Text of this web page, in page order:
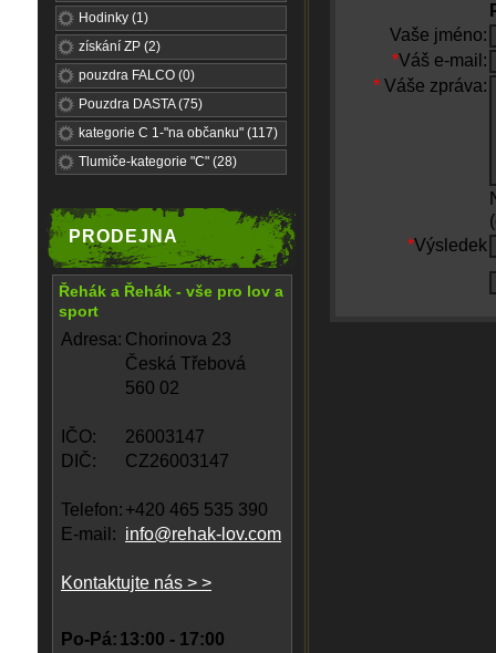
Hodinky (1)
získání ZP (2)
pouzdra FALCO (0)
Pouzdra DASTA (75)
kategorie C 1-"na občanku" (117)
Tlumiče-kategorie "C" (28)
PRODEJNA
Řehák a Řehák - vše pro lov a
sport
Adresa: Chorinova 23
Česká Třebová
560 02
IČO:
26003147
DIČ:
CZ26003147
Telefon: +420 465 535 390
E-mail: info@rehak-lov.com
Kontaktujte nás > >
Po-Pá: 13:00 - 17:00
Vaše jméno:
*Váš e-mail:
* Váše zpráva:
*Výsledek